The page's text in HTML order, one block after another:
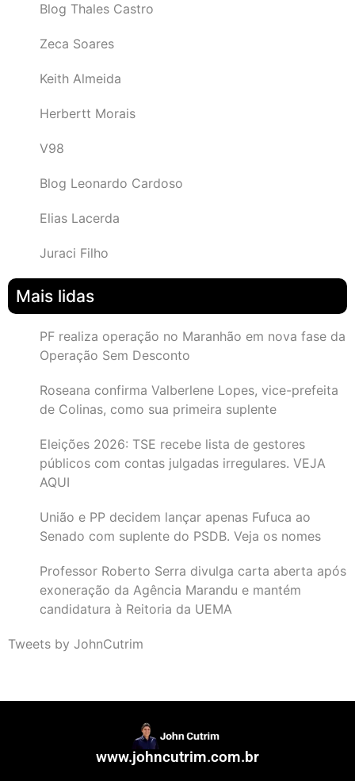
Blog Thales Castro
Zeca Soares
Keith Almeida
Herbertt Morais
V98
Blog Leonardo Cardoso
Elias Lacerda
Juraci Filho
Mais lidas
PF realiza operação no Maranhão em nova fase da
Operação Sem Desconto
Roseana confirma Valberlene Lopes, vice-prefeita
de Colinas, como sua primeira suplente
Eleições 2026: TSE recebe lista de gestores
públicos com contas julgadas irregulares. VEJA
AQUI
União e PP decidem lançar apenas Fufuca ao
Senado com suplente do PSDB. Veja os nomes
Professor Roberto Serra divulga carta aberta após
exoneração da Agência Marandu e mantém
candidatura à Reitoria da UEMA
Tweets by JohnCutrim
www.johncutrim.com.br